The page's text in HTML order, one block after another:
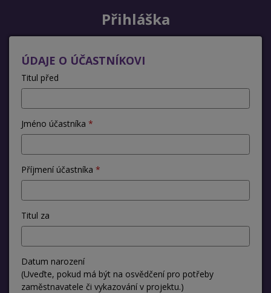
Přihláška
ÚDAJE O ÚČASTNÍKOVI
Titul před
Jméno účastníka
Příjmení účastníka
Titul za
Datum narození
(Uveďte, pokud má být na osvědčení pro potřeby
zaměstnavatele či vykazování v projektu.)